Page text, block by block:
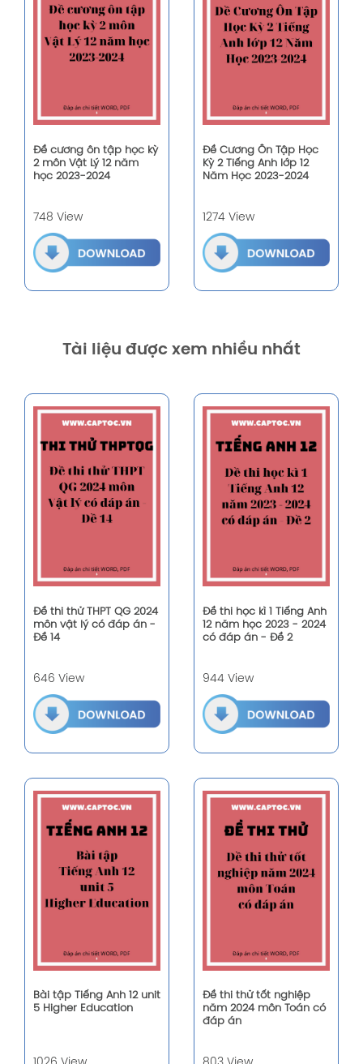
Đề cương ôn tập học kỳ
2 môn Vật Lý 12 năm
học 2023-2024
748 View
Đề Cương Ôn Tập Học
Kỳ 2 Tiếng Anh lớp 12
Năm Học 2023-2024
1274 View
Tài liệu được xem nhiều nhất
Đề thi thử THPT QG 2024
môn vật lý có đáp án -
Đề 14
646 View
Đề thi học kì 1 Tiếng Anh
12 năm học 2023 - 2024
có đáp án - Đề 2
944 View
Bài tập Tiếng Anh 12 unit
5 Higher Education
Đề thi thử tốt nghiệp
năm 2024 môn Toán có
đáp án